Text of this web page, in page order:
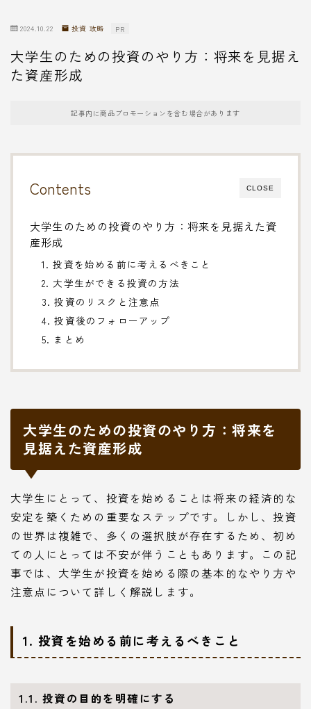
2024.10.22 投資 攻略 PR
大学生のための投資のやり方：将来を見据え
た資産形成
記事内に商品プロモーションを含む場合があります
CLOSE
Contents
大学生のための投資のやり方：将来を見据えた資
産形成
1. 投資を始める前に考えるべきこと
2. 大学生ができる投資の方法
3. 投資のリスクと注意点
4. 投資後のフォローアップ
5. まとめ
大学生のための投資のやり方：将来を
見据えた資産形成
大学生にとって、投資を始めることは将来の経済的な
安定を築くための重要なステップです。しかし、投資
の世界は複雑で、多くの選択肢が存在するため、初め
ての人にとっては不安が伴うこともあります。この記
事では、大学生が投資を始める際の基本的なやり方や
注意点について詳しく解説します。
1. 投資を始める前に考えるべきこと
1.1. 投資の目的を明確にする